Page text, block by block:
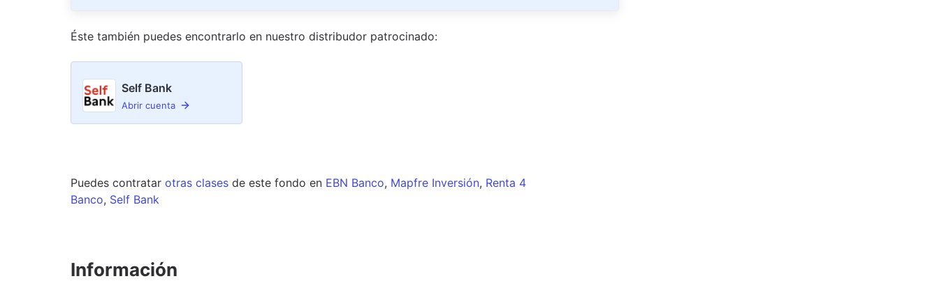
Éste también puedes encontrarlo en nuestro distribudor patrocinado:
Self Bank
Abrir cuenta
Puedes contratar otras clases de este fondo en EBN Banco, Mapfre Inversión, Renta 4
Banco, Self Bank
Información